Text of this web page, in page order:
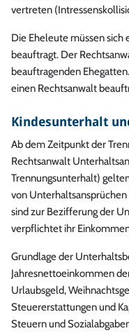
vertreten
Die Eheleute müssen sich
beauftragt. Der
beauftragenden
einen Rechtsanwalt
Kindesunterhalt
Ab dem Zeitpunkt der
Rechtsanwalt
Trennungsunterhalt)
von
sind zur Bezifferung der
verpflichtet ihr
Grundlage der
Jahresnettoeinkommen
Urlaubsgeld,
Steuererstattungen und
Steuern und